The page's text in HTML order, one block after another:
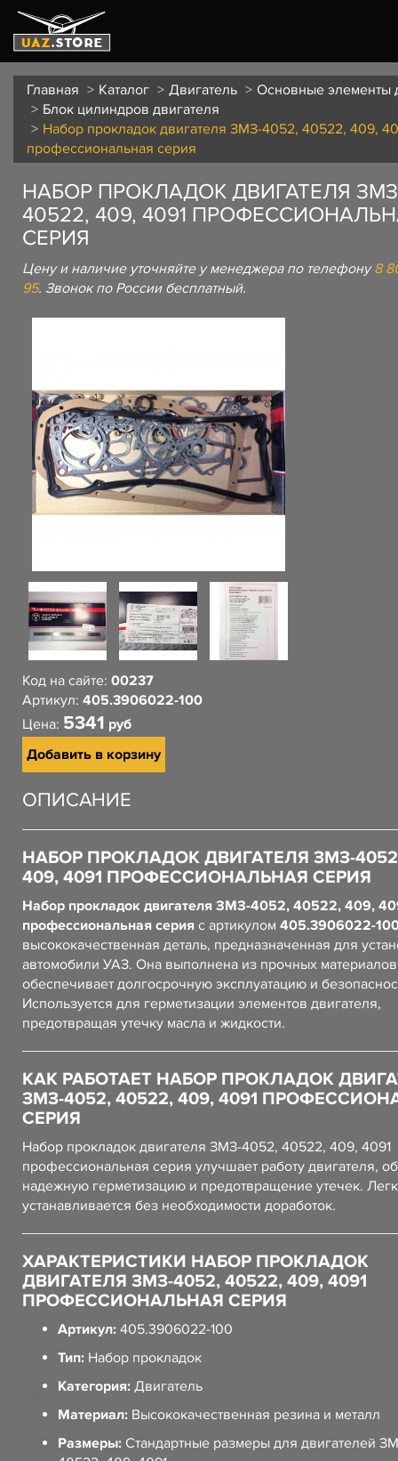
Главная Каталог Двигатель
Основные элементы
Блок цилиндров двигателя
Набор прокладок двигателя ЗМЗ-4052, 40522, 409,
профессиональная серия
НАБОР ПРОКЛАДОК ДВИГАТЕЛЯ
40522, 409, 4091
СЕРИЯ
Цену и наличие уточняйте у менеджера по телефону8
95. Звонок по России бесплатный.
Код на сайте: 00237
Артикул: 405.3906022-100
Цена: 5341 руб
Добавить в корзину
ОПИСАНИЕ
НАБОР ПРОКЛАДОК ДВИГАТЕЛЯ ЗМЗ-
409, 4091 ПРОФЕССИОНАЛЬНАЯ СЕРИЯ
Набор прокладок двигателя ЗМЗ-4052, 40522, 409,
профессиональная серия с артикулом 405.3906022-
высококачественная деталь, предназначенная для
автомобили УАЗ. Она выполнена из прочных
обеспечивает долгосрочную эксплуатацию и
Используется для герметизации элементов двигателя,
предотвращая утечку масла и жидкости.
КАК РАБОТАЕТ НАБОР ПРОКЛАДОК
ЗМЗ-4052, 40522, 409, 4091
СЕРИЯ
Набор прокладок двигателя ЗМЗ-4052, 40522, 409, 4091
профессиональная серия улучшает работу двигателя,
надежную герметизацию и предотвращение утечек.
устанавливается без необходимости доработок.
ХАРАКТЕРИСТИКИ НАБОР ПРОКЛАДОК
ДВИГАТЕЛЯ ЗМЗ-4052, 40522, 409, 4091
ПРОФЕССИОНАЛЬНАЯ СЕРИЯ
Артикул: 405.3906022-100
Тип: Набор прокладок
Категория: Двигатель
Материал: Высококачественная резина и металл
Размеры: Стандартные размеры для двигателей